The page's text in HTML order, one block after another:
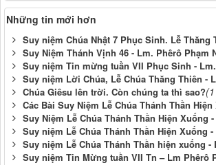
Những tin mới hơn
Suy niệm Chúa Nhật 7 Phục Sinh. Lễ Thăng
Suy Niệm Thánh Vịnh 46 - Lm. Phêrô Phạm
Suy niệm Tin mừng tuần VII Phục Sinh -
Suy niệm Lời Chúa, Lễ Chúa Thăng Thiên -
Chúa Giêsu lên trời. Còn chúng ta thì sao?
Các Bài Suy Niệm Lễ Chúa Thánh Thần
Suy Niệm Lễ Chúa Thánh Thần Hiện Xuống
Suy niệm Lễ Chúa Thánh Thần Hiện Xuống
Suy niệm Lễ Chúa Thánh Thần hiện xuống
Suy niệm Tin Mừng tuần VII Tn – Lm Phêrô